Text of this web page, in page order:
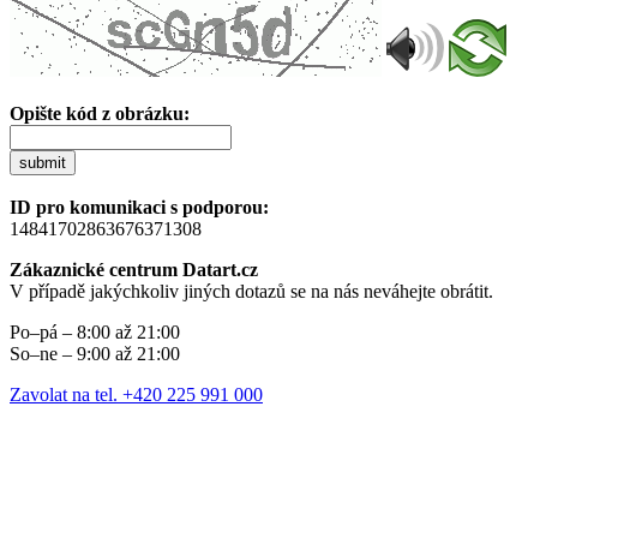
Opište kód z obrázku:
submit
ID pro komunikaci s podporou:
14841702863676371308
Zákaznické centrum Datart.cz
V případě jakýchkoliv jiných dotazů se na nás neváhejte obrátit.
Po–pá – 8:00 až 21:00
So–ne – 9:00 až 21:00
Zavolat na tel. +420 225 991 000